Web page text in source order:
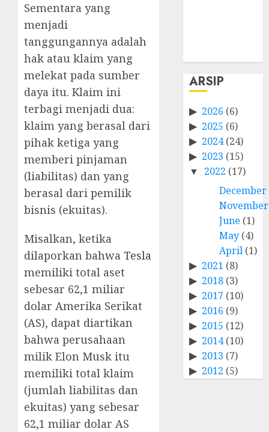
Sementara yang
menjadi
tanggungannya adalah
hak atau klaim yang
melekat pada sumber
daya itu. Klaim ini
terbagi menjadi dua:
klaim yang berasal dari
pihak ketiga yang
memberi pinjaman
(liabilitas) dan yang
berasal dari pemilik
bisnis (ekuitas).
Misalkan, ketika
dilaporkan bahwa Tesla
memiliki total aset
sebesar 62,1 miliar
dolar Amerika Serikat
(AS), dapat diartikan
bahwa perusahaan
milik Elon Musk itu
memiliki total klaim
(jumlah liabilitas dan
ekuitas) yang sebesar
62,1 miliar dolar AS
ARSIP
2026 (6)
2025 (6)
2024(24)
2023 (15)
2022 (17)
December
November
June (1)
May (4)
April (1)
2021 (8)
2018 (3)
2017 (10)
2016 (9)
2015 (12)
2014(10)
2013 (7)
2012 (5)